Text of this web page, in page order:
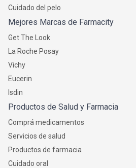
Cuidado del pelo
Mejores Marcas de Farmacity
Get The Look
La Roche Posay
Vichy
Eucerin
Isdin
Productos de Salud y Farmacia
Comprá medicamentos
Servicios de salud
Productos de farmacia
Cuidado oral